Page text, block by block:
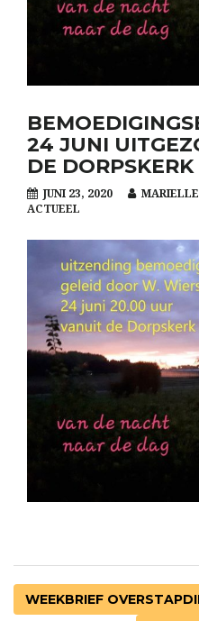
24 JUNI
DE DORPSKERK
JUNI 23, 2020
ACTUEEL
WEEKBRIEF